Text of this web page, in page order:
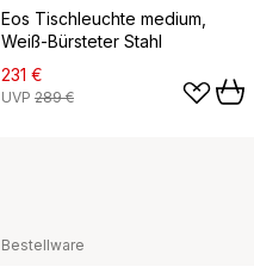
Eos Tischleuchte medium,
Weiß-Bürsteter Stahl
231 €
UVP 289 €
Bestellware